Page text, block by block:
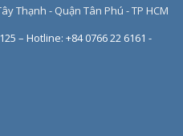
Thạnh - Quận Tân Phú - TP HCM
– Hotline: +84 0766 22 6161 -